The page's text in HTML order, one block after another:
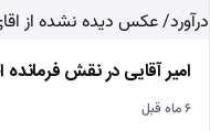
امیر آقایی در نقش فرمانده
۶ ماه قبل